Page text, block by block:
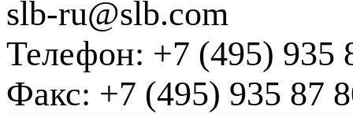
slb-ru@slb.com
Телефон: +7 (495) 935
Факс: +7 (495) 935 87